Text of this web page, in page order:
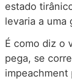
estado
levaria a uma
É como diz o
pega, se
impeachment